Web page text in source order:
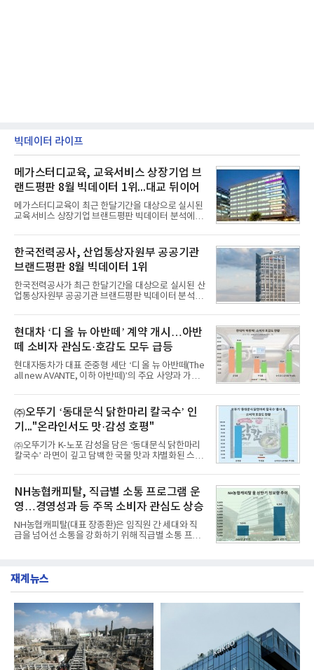
빅데이터 라이프
메가스터디교육, 교육서비스 상장기업 브
랜드평판 8월 빅데이터 1위...대교 뒤이어
메가스터디교육이 최근 한달기간을 대상으로 실시된
교육서비스 상장기업 브랜드평판 빅데이터 분석에서
일 한국기업평판연구소(소장 구창환)는 국내 교육서
비스 상장기업 브랜드를 대상으로 지난 7월 7일부터
8월 7일까지 수집된 소비자 빅데이터 10,074,233건
을 분석한 결과, 메가스터디교육이 브랜드평판지수
1,710,926을 기록하며 8월 1위에 올랐다고 밝혔다.
분석에 활용된 빅데이터는 지난 7월(9,491,206건) 대
비 6.14% 증가한 수치로, 교육서비스 상장기업 브랜
디교육, 대교, 디지
한국전력공사, 산업통상자원부 공공기관
브랜드평판 8월 빅데이터 1위
한국전력공사가 최근 한달기간을 대상으로 실시된 산
업통상자원부 공공기관 브랜드평판 빅데이터 분석에
이 순으로 뒤를 이었다.7일 한국기업평판연구소(소장
구창환)는 산업통상자원부 공공기관 41개 브랜드를
대상으로 지난 7월 7일부터 8월 7일까지 수집된 소비
자 빅데이터 91,102,549건을 분석한 결과, 한국전력
공사가 브랜드평판지수 10,670,633을 기록하며 8월
1위에 올랐다고 밝혔다. 분석에 활용된 빅데이터는 지
난 7월(88,893,823건) 대비 2.48% 증가한 수치다.연
수력원자력, 한국석
현대차 ‘디 올 뉴 아반떼’ 계약 개시…아반
떼 소비자 관심도·호감도 모두 급등
현대자동차가 대표 준중형 세단 ‘디 올 뉴 아반떼(The
all new AVANTE, 이하 아반떼)’의 주요 사양과 가격
떼는 6년 만에 선보이는 8세대 완전변경 모델로, ▲정
교한 선과 면을 중심으로 완성한 파격적인 디자인 ▲
과거 중형 세단 수준으로 확대된 차체 제원 ▲글로벌
최고 수준의 안전성 ▲성능과 효율을 동시에 높인 주
행 완성도 ▲첨단 편의 및 디지털 사양 적용 등을 통해
글로벌 준중형 세단의 새로운 기준을 세웠다.아반떼
는 가솔린 2.0과 1.6 하이브리드 두 가지 파워트레인
넘
㈜오뚜기 ‘동대문식 닭한마리 칼국수’ 인
기..."온라인서도 맛·감성 호평"
㈜오뚜기가 K-노포 감성을 담은 ‘동대문식 닭한마리
칼국수’ 라면이 깊고 담백한 국물 맛과 차별화된 스토
혔다.‘동대문식 닭한마리 칼국수’는 예상을 뛰어넘는
소비자 호응에 힘입어 지난 7월 13일 첫 선을 보인 지
단 18일 만에 누적 판매량 50만 개를 돌파하는 성과를
거두었다.이번 신제품은 개발진이 전국의 닭한마리
전문점을 직접 찾아 다니며 최적의 육수 비율을 완성
했다. 자극적이지 않으면서도 깊은 닭육수에 마늘의
개운한 풍미를 더했으며, 국물이 잘 배어들면서도 쫄
서도
NH농협캐피탈, 직급별 소통 프로그램 운
영…경영성과 등 주목 소비자 관심도 상승
NH농협캐피탈(대표 장종환)은 임직원 간 세대와 직
급을 넘어선 소통을 강화하기 위해 직급별 소통 프로
영지원부 홍보팀과 2026년 새로이(e)＊가 공동 주관
쳐 진행됐다.참고로 새로이(e)는 NH농협캐피탈 MZ
세대들로(과장~계장) 구성된 자율 참여조직으로, 조
직문화 혁신과 업무 효율성 향상을 위한 다양한 활동
을 추진하며,새로운 변화와 이로운 영향력을 조직전
반에 전파하는 역할
재계뉴스